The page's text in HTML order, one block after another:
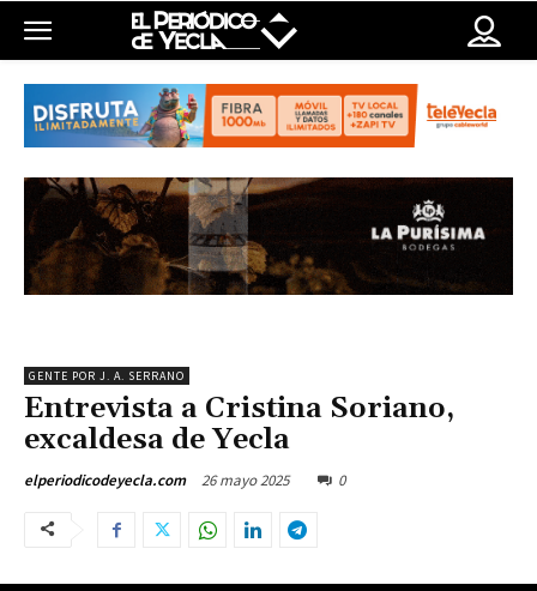
GENTE POR J. A. SERRANO
Entrevista a Cristina Soriano,
excaldesa de Yecla
elperiodicodeyecla.com 26 mayo 2025 0